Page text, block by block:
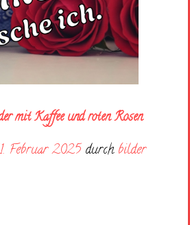
mit Kaffee und roten Rosen
Februar 2025 durch bilder